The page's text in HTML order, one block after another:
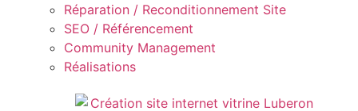
Réparation / Reconditionnement Site
SEO / Référencement
Community Management
Réalisations